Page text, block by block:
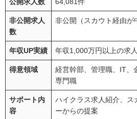
非公開求人
数
非公開（スカウト経由が
年収UP実績 年収1,000万円以上の求
得意領域
経営幹部、管理職、IT、
専門職
サポート内
容
ハイクラス求人紹介、ス
ーからの提案